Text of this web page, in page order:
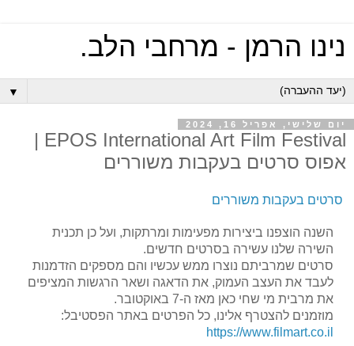
נינו הרמן - מרחבי הלב.
▼
יום שלישי, אפריל 16, 2024
EPOS International Art Film Festival |
אפוס סרטים בעקבות משוררים
סרטים בעקבות משוררים
השנה הוצפנו ביצירות מפעימות ומרתקות, ועל כן תכנית
השירה שלנו עשירה בסרטים חדשים.
סרטים שמרביתם נוצרו ממש עכשיו והם מספקים הזדמנות
לעבד את העצב העמוק, את הדאגה ושאר הרגשות המציפים
את מרבית מי שחי כאן מאז ה-7 באוקטובר.
מוזמנים להצטרף אלינו, כל הפרטים באתר הפסטיבל:
https://www.filmart.co.il